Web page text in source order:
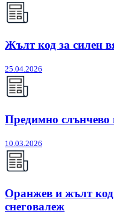
Жълт код за силен
25.04.2026
Предимно слънчево
10.03.2026
Оранжев и жълт код
снеговалеж